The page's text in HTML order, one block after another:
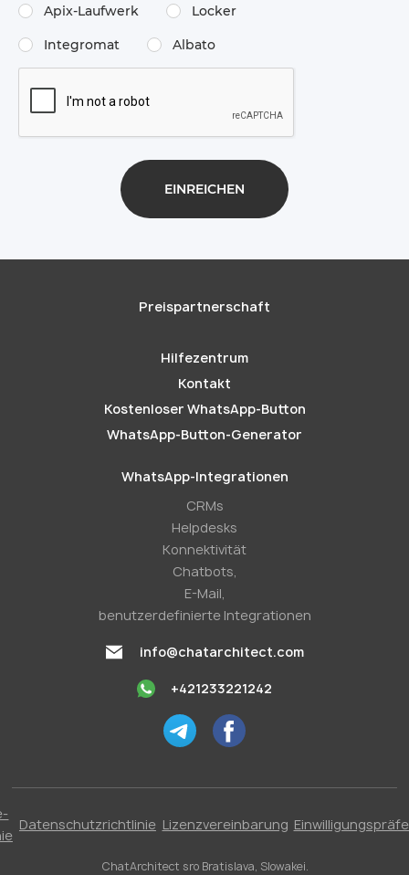
Apix-Laufwerk Locker
Integromat Albato
Preispartnerschaft
Hilfezentrum
Kontakt
Kostenloser WhatsApp-Button
WhatsApp-Button-Generator
WhatsApp-Integrationen
CRMs
Helpdesks
Konnektivität
Chatbots,
E-Mail,
benutzerdefinierte Integrationen
info@chatarchitect.com
+421233221242
Datenschutzrichtlinie Lizenzvereinbarung
ChatArchitect sro Bratislava, Slowakei.